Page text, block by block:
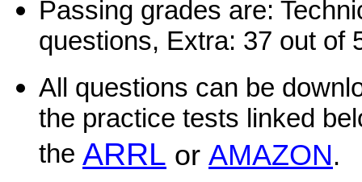
Passing grades are:
questions, Extra: 37 out of
All questions can be
the practice tests linked
the ARRL or AMAZON.